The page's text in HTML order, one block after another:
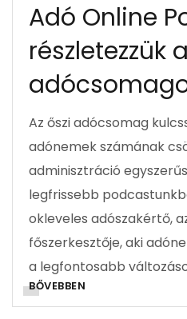
Adó Online
részletezzük
Az őszi adócsomag
adónemek számának
adminisztráció
legfrissebb
okleveles adószakértő,
főszerkesztője, aki
a legfontosabb
BŐVEBBEN